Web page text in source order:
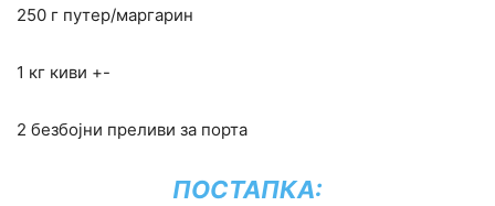
250 г путер/маргарин
1 кг киви +-
2 безбојни преливи за порта
ПОСТАПКА: